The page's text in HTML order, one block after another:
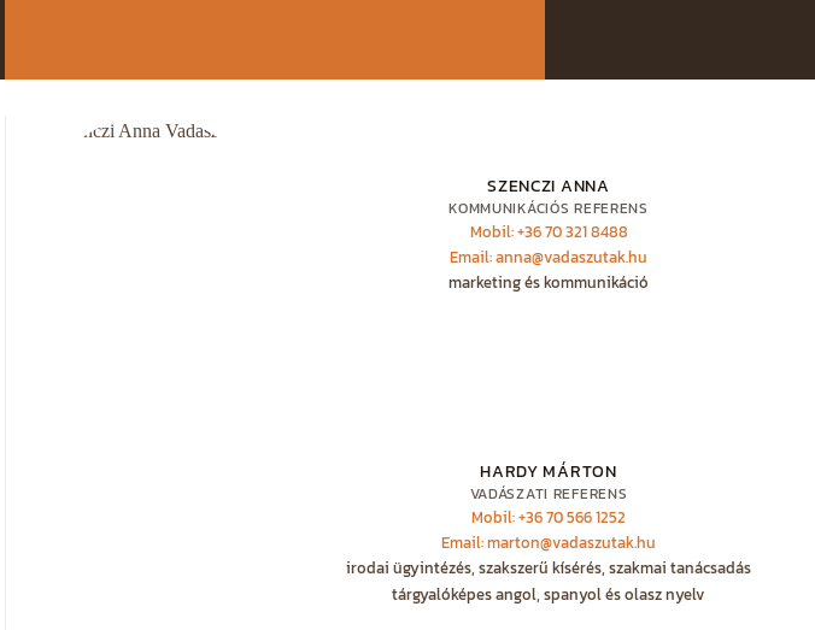
SZENCZI ANNA
KOMMUNIKÁCIÓS REFERENS
Mobil: +36 70 321 8488
Email: anna@vadaszutak.hu
marketing és kommunikáció
HARDY MÁRTON
VADÁSZATI REFERENS
Mobil: +36 70 566 1252
Email: marton@vadaszutak.hu
irodai ügyintézés, szakszerű kísérés, szakmai tanácsadás
tárgyalóképes angol, spanyol és olasz nyelv